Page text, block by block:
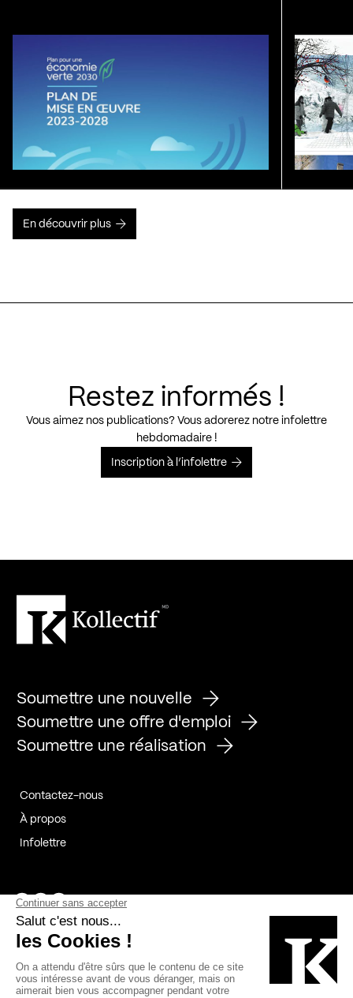
En découvrir plus
Restez informés !
Vous aimez nos publications? Vous adorerez notre infolettre
hebdomadaire !
Inscription à l’infolettre
Soumettre une nouvelle
Soumettre une offre d'emploi
Soumettre une réalisation
Contactez-nous
À propos
Infolettre
Page Facebook de Kollectif
Page Instagram de Kollectif
Page Linkedin de Kollectif